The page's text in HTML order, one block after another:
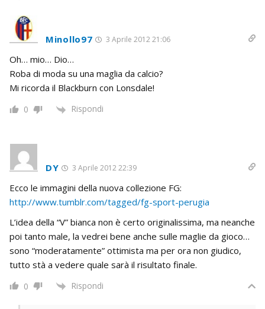
Minollo97 3 Aprile 2012 21:06
Oh… mio… Dio…
Roba di moda su una maglia da calcio?
Mi ricorda il Blackburn con Lonsdale!
0 Rispondi
DY 3 Aprile 2012 22:39
Ecco le immagini della nuova collezione FG:
http://www.tumblr.com/tagged/fg-sport-perugia
L’idea della “V” bianca non è certo originalissima, ma neanche
poi tanto male, la vedrei bene anche sulle maglie da gioco…
sono “moderatamente” ottimista ma per ora non giudico,
tutto stà a vedere quale sarà il risultato finale.
0 Rispondi